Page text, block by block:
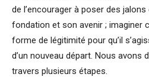
de l’encourager à poser des
fondation et son avenir ; imaginer
forme de légitimité pour qu’il
d’un nouveau départ. Nous avons
travers plusieurs étapes.